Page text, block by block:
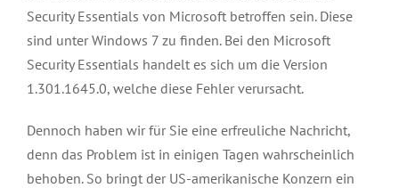
Security Essentials von Microsoft betroffen sein. Diese
sind unter Windows 7 zu finden. Bei den Microsoft
Security Essentials handelt es sich um die Version
1.301.1645.0, welche diese Fehler verursacht.
Dennoch haben wir für Sie eine erfreuliche Nachricht,
denn das Problem ist in einigen Tagen wahrscheinlich
behoben. So bringt der US-amerikanische Konzern ein